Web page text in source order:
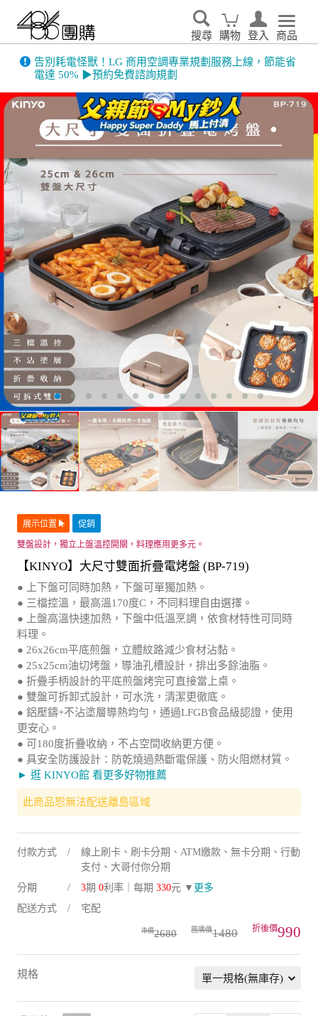
搜尋 購物 登入 商品
486門市展示機限量出清！享原廠保固 ➔ 超值優惠搶先看
雙盤設計，獨立上盤溫控開關，料理應用更多元。
● 上下盤可同時加熱，下盤可單獨加熱。
● 三檔控溫，最高溫170度C，不同料理自由選擇。
● 上盤高溫快速加熱，下盤中低溫烹調，依食材特性可同時
料理。
● 26x26cm平底煎盤，立體紋路減少食材沾黏。
● 25x25cm油切烤盤，導油孔槽設計，排出多餘油脂。
● 折疊手柄設計的平底煎盤烤完可直接當上桌。
● 雙盤可拆卸式設計，可水洗，清潔更徹底。
● 鋁壓鑄+不沾塗層導熱均勻，通過LFGB食品級認證，使用
更安心。
● 可180度折疊收納，不占空間收納更方便。
● 具安全防護設計：防乾燒過熱斷電保護、防火阻燃材質。
► 逛 KINYO館 看更多好物推薦
此商品恕無法配送離島區域
支付、大哥付你分期
3期0 利率｜每期330
配送方式
宅配